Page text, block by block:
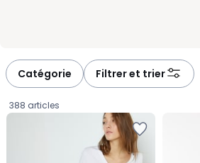
Catégorie Filtrer et trier
388 articles